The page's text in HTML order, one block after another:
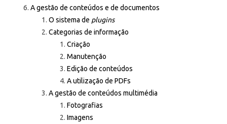
A gestão de conteúdos e de documentos
O sistema de plugins
Categorias de informação
Criação
Manutenção
Edição de conteúdos
A utilização de PDFs
A gestão de conteúdos multimédia
Fotografias
Imagens